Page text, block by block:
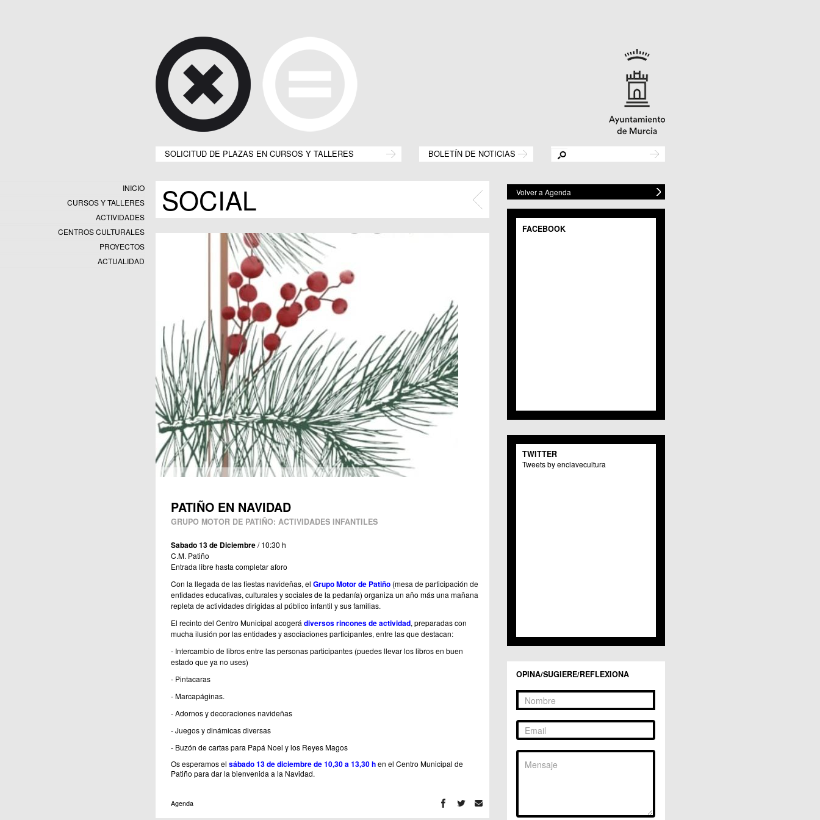
SOLICITUD DE PLAZAS EN CURSOS Y TALLERES BOLETÍN DE NOTICIAS
INICIO
CURSOS Y TALLERES
ACTIVIDADES
CENTROS CULTURALES
Equipamientos
PROYECTOS
Exposiciones
ACTUALIDAD
SOCIAL
PATIÑO EN NAVIDAD
GRUPO MOTOR DE PATIÑO: ACTIVIDADES INFANTILES
Sabado 13 de Diciembre/ 10:30 h
C.M. Patiño
Entrada libre hasta completar aforo
Con la llegada de las fiestas navideñas, el Grupo Motor de Patiño(mesa de participación de
entidades educativas, culturales y sociales de la pedanía) organiza un año más una mañana
repleta de actividades dirigidas al público infantil y sus familias.
El recinto del Centro Municipal acogerá diversos rincones de actividad, preparadas con
mucha ilusión por las entidades y asociaciones participantes, entre las que destacan:
- Intercambio de libros entre las personas participantes (puedes llevar los libros en buen
estado que ya no uses)
- Pintacaras
- Marcapáginas.
- Adornos y decoraciones navideñas
- Juegos y dinámicas diversas
- Buzón de cartas para Papá Noel y los Reyes Magos
Os esperamos el sábado 13 de diciembre de 10,30 a 13,30 hen el Centro Municipal de
Patiño para dar la bienvenida a la Navidad.
Agenda
Volver a Agenda
FACEBOOK
TWITTER
Tweets by enclavecultura
OPINA/SUGIERE/REFLEXIONA